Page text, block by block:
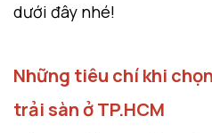
dưới đây nhé!
Những tiêu chí khi
trải sàn ở TP.HCM